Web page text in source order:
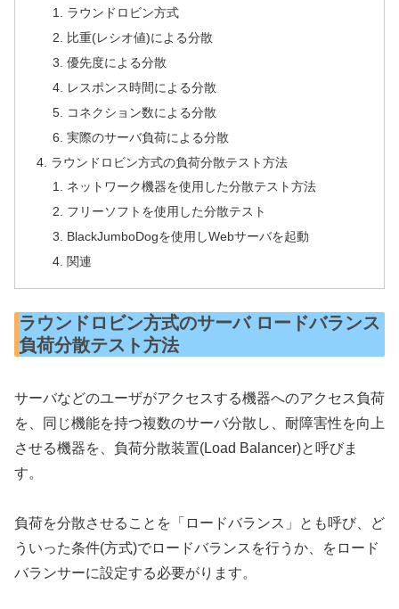
ラウンドロビン方式
比重(レシオ値)による分散
優先度による分散
レスポンス時間による分散
コネクション数による分散
実際のサーバ負荷による分散
ラウンドロビン方式の負荷分散テスト方法
ネットワーク機器を使用した分散テスト方法
フリーソフトを使用した分散テスト
BlackJumboDogを使用しWebサーバを起動
関連
ラウンドロビン方式のサーバ ロードバランス
負荷分散テスト方法
サーバなどのユーザがアクセスする機器へのアクセス負荷
を、同じ機能を持つ複数のサーバ分散し、耐障害性を向上
させる機器を、負荷分散装置(Load Balancer)と呼びま
す。
負荷を分散させることを「ロードバランス」とも呼び、ど
ういった条件(方式)でロードバランスを行うか、をロード
バランサーに設定する必要がります。